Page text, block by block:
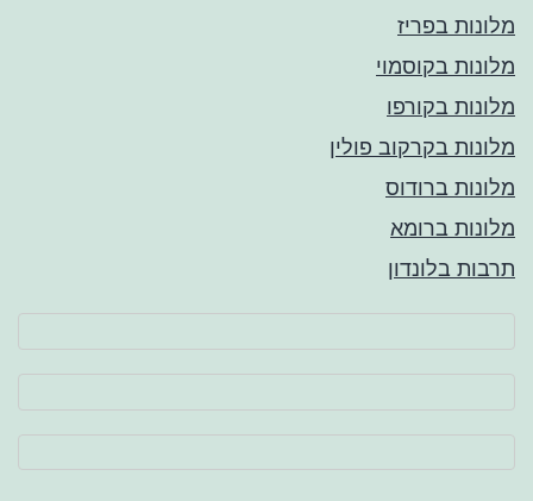
מלונות בפריז
מלונות בקוסמוי
מלונות בקורפו
מלונות בקרקוב פולין
מלונות ברודוס
מלונות ברומא
תרבות בלונדון